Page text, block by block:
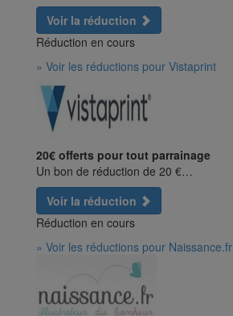
Voir la réduction
Réduction en cours
» Voir les réductions pour Vistaprint
20€ offerts pour tout parrainage
Un bon de réduction de 20 €…
Voir la réduction
Réduction en cours
» Voir les réductions pour Naissance.fr